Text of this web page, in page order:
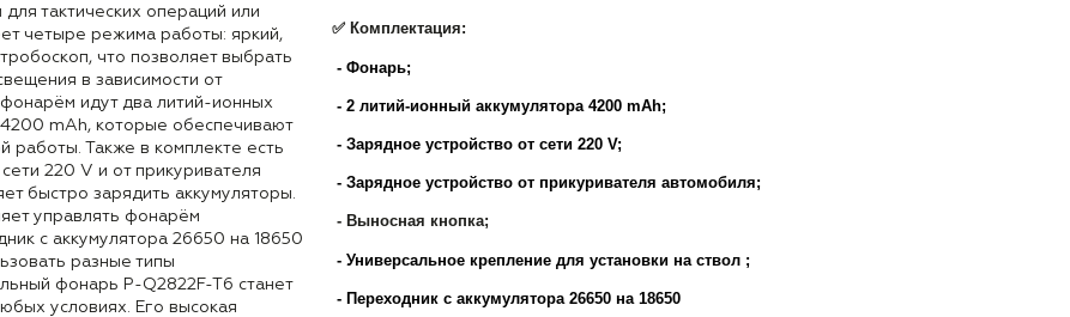
тактических операций или
четыре режима работы: яркий,
что позволяет выбрать
в зависимости от
идут два литий-ионных
mAh, которые обеспечивают
работы. Также в комплекте есть
220 V и от прикуривателя
быстро зарядить аккумуляторы.
управлять фонарём
с аккумулятора 26650 на 18650
разные типы
фонарь P-Q2822F-T6 станет
условиях. Его высокая
✅ Комплектация:
- Фонарь;
- 2 литий-ионный аккумулятора 4200 mAh;
- Зарядное устройство от сети 220 V;
- Зарядное устройство от прикуривателя автомобиля;
- Выносная кнопка;
- Универсальное крепление для установки на ствол ;
- Переходник с аккумулятора 26650 на 18650